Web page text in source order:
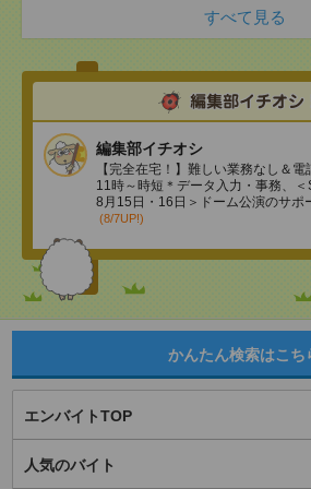
すべて見る
編集部イチオシ
【完全在宅！】難しい業務なし＆
11時～時短＊データ入力・事務、＜
8月15日・16日＞ドーム公演のサポ
(8/7UP!)
かんたん検索はこち
エンバイトTOP
人気のバイト